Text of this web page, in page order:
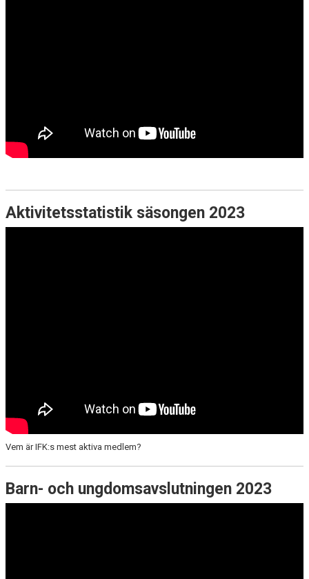
Aktivitetsstatistik säsongen 2023
Vem är IFK:s mest aktiva medlem?
Barn- och ungdomsavslutningen 2023